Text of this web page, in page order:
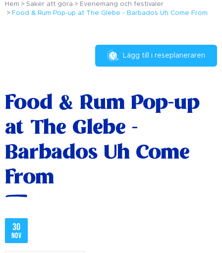
Hem Saker att göra
Evenemang och festivaler
Food & Rum Pop-up at The Glebe - Barbados Uh Come From
Lägg till i reseplaneraren
Food & Rum Pop-up
at The Glebe -
Barbados Uh Come
From
30
nov